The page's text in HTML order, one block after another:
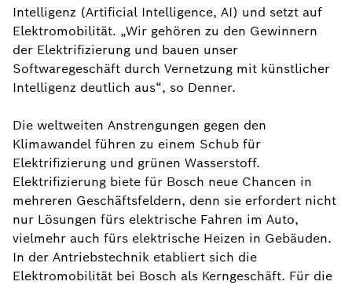
Intelligenz (Artificial Intelligence, AI) und setzt auf
Elektromobilität. „Wir gehören zu den Gewinnern
der Elektrifizierung und bauen unser
Softwaregeschäft durch Vernetzung mit künstlicher
Intelligenz deutlich aus“, so Denner.
Die weltweiten Anstrengungen gegen den
Klimawandel führen zu einem Schub für
Elektrifizierung und grünen Wasserstoff.
Elektrifizierung biete für Bosch neue Chancen in
mehreren Geschäftsfeldern, denn sie erfordert nicht
nur Lösungen fürs elektrische Fahren im Auto,
vielmehr auch fürs elektrische Heizen in Gebäuden.
In der Antriebstechnik etabliert sich die
Elektromobilität bei Bosch als Kerngeschäft. Für die